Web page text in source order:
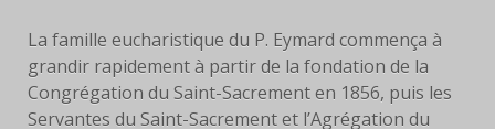
La famille eucharistique du P. Eymard commença à
grandir rapidement à partir de la fondation de la
Congrégation du Saint-Sacrement en 1856, puis les
Servantes du Saint-Sacrement et l’Agrégation du